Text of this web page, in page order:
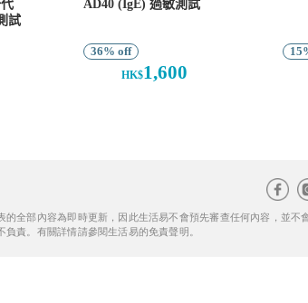
全部內容為即時更新，因此生活易不會預先審查任何內容，並
責。有關詳情請參閱生活易的免責聲明。